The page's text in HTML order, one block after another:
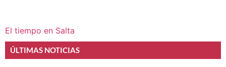
El tiempo en Salta
ÚLTIMAS NOTICIAS